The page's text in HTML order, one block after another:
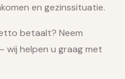
en gezinssituatie.
betaalt? Neem
helpen u graag met